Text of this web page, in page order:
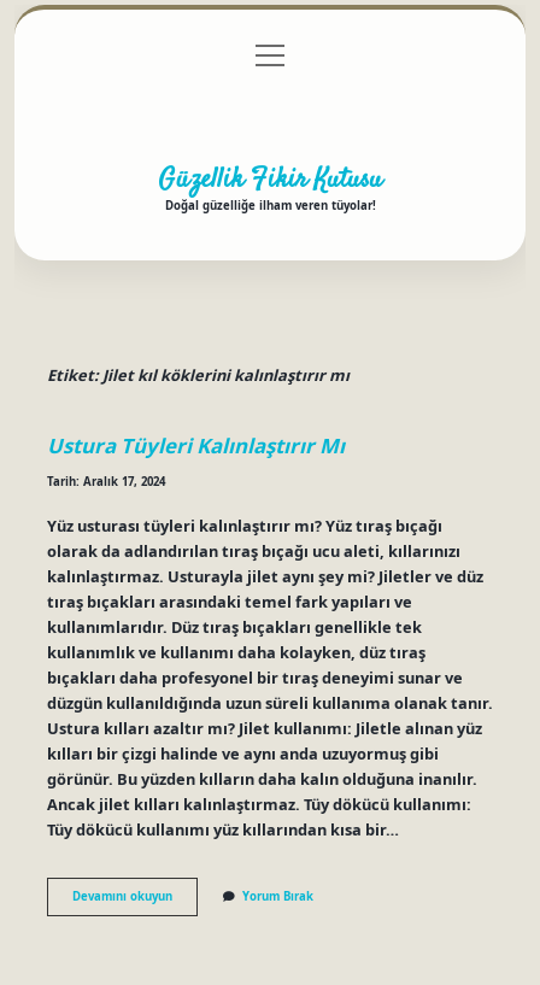
Gizlilik Politikası
menüyü
aç
Güzellik Fikir Kutusu
Doğal güzelliğe ilham veren tüyolar!
Etiket:Jilet kıl köklerini kalınlaştırır mı
Ustura Tüyleri Kalınlaştırır Mı
Tarih: Aralık 17, 2024
Yüz usturası tüyleri kalınlaştırır mı? Yüz tıraş bıçağı
olarak da adlandırılan tıraş bıçağı ucu aleti, kıllarınızı
kalınlaştırmaz. Usturayla jilet aynı şey mi? Jiletler ve düz
tıraş bıçakları arasındaki temel fark yapıları ve
kullanımlarıdır. Düz tıraş bıçakları genellikle tek
kullanımlık ve kullanımı daha kolayken, düz tıraş
bıçakları daha profesyonel bir tıraş deneyimi sunar ve
düzgün kullanıldığında uzun süreli kullanıma olanak tanır.
Ustura kılları azaltır mı? Jilet kullanımı: Jiletle alınan yüz
kılları bir çizgi halinde ve aynı anda uzuyormuş gibi
görünür. Bu yüzden kılların daha kalın olduğuna inanılır.
Ancak jilet kılları kalınlaştırmaz. Tüy dökücü kullanımı:
Tüy dökücü kullanımı yüz kıllarından kısa bir…
Devamını okuyunUstura
Tüyleri
Yorum Bırak